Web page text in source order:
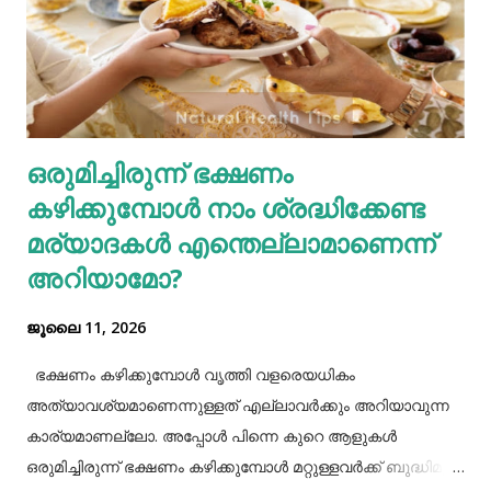
ലക്ഷണങ്ങളിൽ ചിലതാണ്. നമ്മുടെ ജീവിതരീതികളിൽ അല്പം
നല്ല മാറ്റങ്ങൾ വരുത്തുന്നത് കൊണ്ട് ഇത്തരം
ഗ്യാസ്ട്രബിലിനെ നമുക്ക് ഇല്ലാതാക്കാം.ഫാസ്റ്റ് ഫുഡ്, ജങ്ക്
ഫുഡ് ഭക്ഷണങ്ങൾ, സ്നാക്സുകൾ തുടങ്ങിയവയെല്ലാം
ശരീരത്തിന് വലിയ ബുദ്ധിമുട്ടുകളാണ് ഉണ്ടാക്കുക.
പുകവലിയും മദ്യപാനവും ശരീരത്തിന് മാരകരോഗങ്ങൾ മാ...
ഒരുമിച്ചിരുന്ന് ഭക്ഷണം
കഴിക്കുമ്പോൾ നാം ശ്രദ്ധിക്കേണ്ട
മര്യാദകൾ എന്തെല്ലാമാണെന്ന്
അറിയാമോ?
ജൂലൈ 11, 2026
ഭക്ഷണം കഴിക്കുമ്പോൾ വൃത്തി വളരെയധികം
അത്യാവശ്യമാണെന്നുള്ളത് എല്ലാവർക്കും അറിയാവുന്ന
കാര്യമാണല്ലോ. അപ്പോൾ പിന്നെ കുറെ ആളുകൾ
ഒരുമിച്ചിരുന്ന് ഭക്ഷണം കഴിക്കുമ്പോൾ മറ്റുള്ളവർക്ക് ബുദ്ധിമുട്ട്